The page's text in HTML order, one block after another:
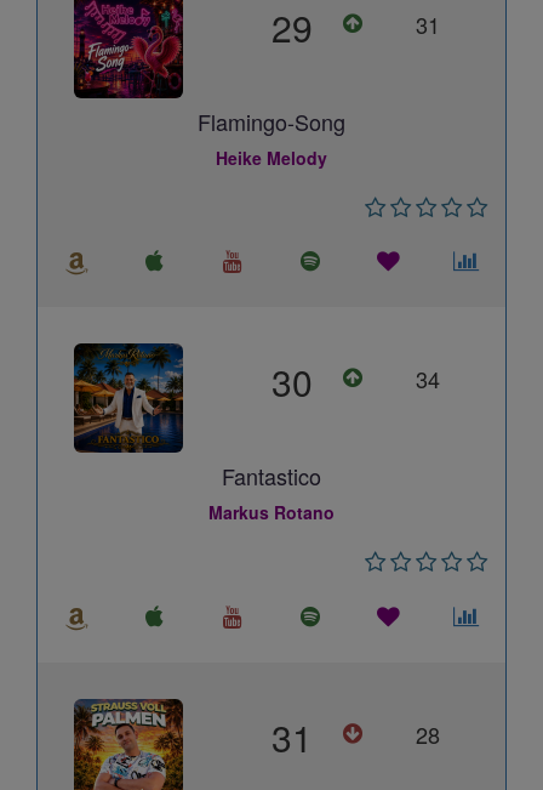
29 31
Flamingo-Song
Heike Melody
30 34
Fantastico
Markus Rotano
31 28